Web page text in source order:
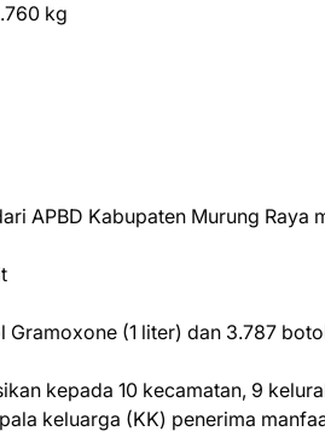
kg
APBD Kabupaten Murung Raya
Gramoxone (1 liter) dan 3.787
kepada 10 kecamatan, 9
keluarga (KK) penerima